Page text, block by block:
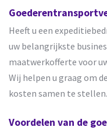
Heeft u een
uw belangrijkste
maatwerkofferte voor
Wij helpen u graag om
kosten samen te stellen.
Voordelen van de